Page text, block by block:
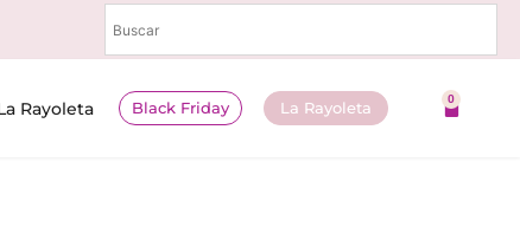
Rayoleta Black Friday La Rayoleta 0